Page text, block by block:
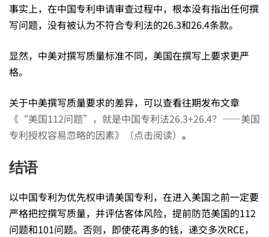
事实上，在中国专利申请审查过程中，根本没有指出任何撰
写问题，没有被认为不符合专利法的26.3和26.4条款。
显然，中美对撰写质量标准不同，美国在撰写上要求更严
格。
关于中美撰写质量要求的差异，可以查看往期发布文章
《“美国112问题”，就是中国专利法26.3+26.4？——美国
专利授权容易忽略的因素》（点击阅读） 。
结语
以中国专利为优先权申请美国专利，在进入美国之前一定要
严格把控撰写质量，并评估客体风险，提前防范美国的112
问题和101问题。否则，即使花再多的钱，递交多次RCE，